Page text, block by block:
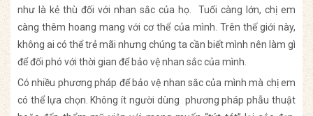
như là kẻ thù đối với nhan sắc của họ. Tuổi càng lớn, chị em
càng thêm hoang mang với cơ thể của mình. Trên thế giới này,
không ai có thể trẻ mãi nhưng chúng ta cần biết mình nên làm gì
để đối phó với thời gian để bảo vệ nhan sắc của mình.
Có nhiều phương pháp để bảo vệ nhan sắc của mình mà chị em
có thể lựa chọn. Không ít người dùng phương pháp phẫu thuật